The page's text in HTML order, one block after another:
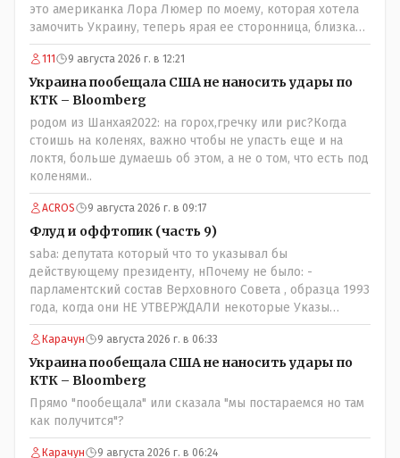
это американка Лора Люмер по моему, которая хотела
замочить Украину, теперь ярая ее сторонница, близкая
к Трампу. Ну и западные страны тем более, которые
предоставляли Зеленскому убежище, чтоб он бежал и
которые развернулись потом на 180 или 360 градусов,
посмотрев на того, как он не сдался, но ты же там сам
живешь и многое знаешь о тех, на кого работаешь.. Это
просто прагматизм и ничего личного. Победим мы, они
встанут под нас и наоборот и все это понимают..
111 9 августа 2026 г. в 12:21
Украина пообещала США не наносить удары по
КТК – Bloomberg
родом из Шанхая2022: на горох,гречку или рис?Когда
стоишь на коленях, важно чтобы не упасть еще и на
локтя, больше думаешь об этом, а не о том, что есть под
коленями..
ACROS 9 августа 2026 г. в 09:17
Флуд и оффтопик (часть 9)
saba: депутата который что то указывал бы
действующему президенту, нПочему не было: -
парламентский состав Верховного Совета , образца 1993
года, когда они НЕ УТВЕРЖДАЛИ некоторые Указы
Назарбаева, особенно в части выборов и перевыборов и
некоторых вопросах внутренней политики, и тогда
Назарбай волевым Указом РАСПУСТИЛ этот бунтарский
состав. Имя - Серикболсын Абдильдин вам знакомо -
юывший секретарь ЦК КП Казахстана , впоследствии -
депутат Верховного Совета и Мажлиса и Председатель
партии коммунстов- он в то время и после и причём
НЕОДНОКРАТНО, указывал и многократно на недостатки
Карачун 9 августа 2026 г. в 06:33
Украина пообещала США не наносить удары по
КТК – Bloomberg
Прямо "пообещала" или сказала "мы постараемся но там
как получится"?
Карачун 9 августа 2026 г. в 06:24